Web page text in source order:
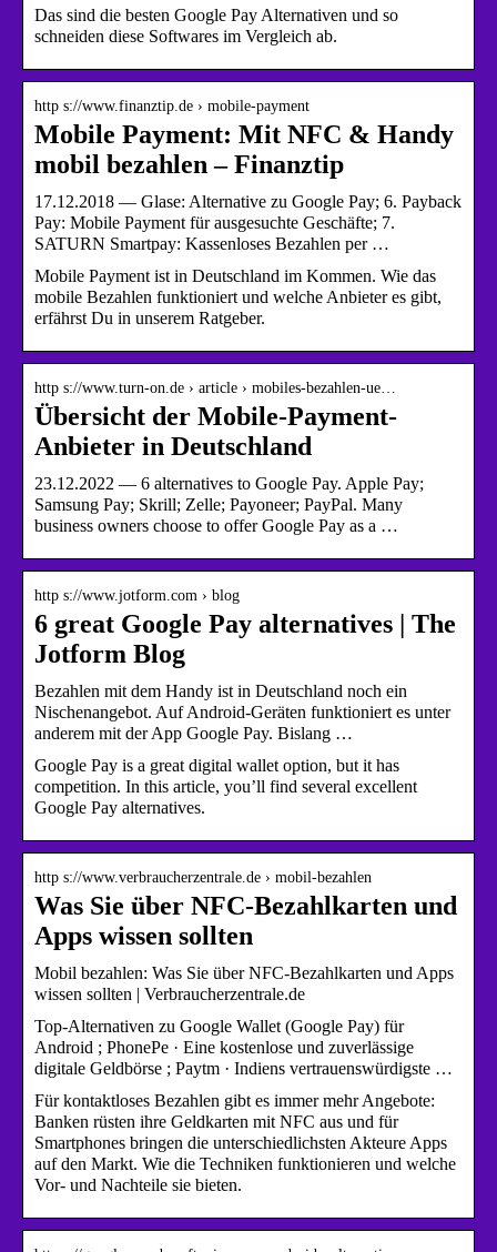
Das sind die besten Google Pay Alternativen und so
schneiden diese Softwares im Vergleich ab.
http s://www.finanztip.de › mobile-payment
Mobile Payment: Mit NFC & Handy
mobil bezahlen – Finanztip
17.12.2018 — Glase: Alternative zu Google Pay; 6. Payback
Pay: Mobile Payment für ausgesuchte Geschäfte; 7.
SATURN Smartpay: Kassenloses Bezahlen per …
Mobile Payment ist in Deutschland im Kommen. Wie das
mobile Bezahlen funktioniert und welche Anbieter es gibt,
erfährst Du in unserem Ratgeber.
http s://www.turn-on.de › article › mobiles-bezahlen-ue…
Übersicht der Mobile-Payment-
Anbieter in Deutschland
23.12.2022 — 6 alternatives to Google Pay. Apple Pay;
Samsung Pay; Skrill; Zelle; Payoneer; PayPal. Many
business owners choose to offer Google Pay as a …
http s://www.jotform.com › blog
6 great Google Pay alternatives | The
Jotform Blog
Bezahlen mit dem Handy ist in Deutschland noch ein
Nischenangebot. Auf Android-Geräten funktioniert es unter
anderem mit der App Google Pay. Bislang …
Google Pay is a great digital wallet option, but it has
competition. In this article, you’ll find several excellent
Google Pay alternatives.
http s://www.verbraucherzentrale.de › mobil-bezahlen
Was Sie über NFC-Bezahlkarten und
Apps wissen sollten
Mobil bezahlen: Was Sie über NFC-Bezahlkarten und Apps
wissen sollten | Verbraucherzentrale.de
Top-Alternativen zu Google Wallet (Google Pay) für
Android ; PhonePe · Eine kostenlose und zuverlässige
digitale Geldbörse ; Paytm · Indiens vertrauenswürdigste …
Für kontaktloses Bezahlen gibt es immer mehr Angebote:
Banken rüsten ihre Geldkarten mit NFC aus und für
Smartphones bringen die unterschiedlichsten Akteure Apps
auf den Markt. Wie die Techniken funktionieren und welche
Vor- und Nachteile sie bieten.